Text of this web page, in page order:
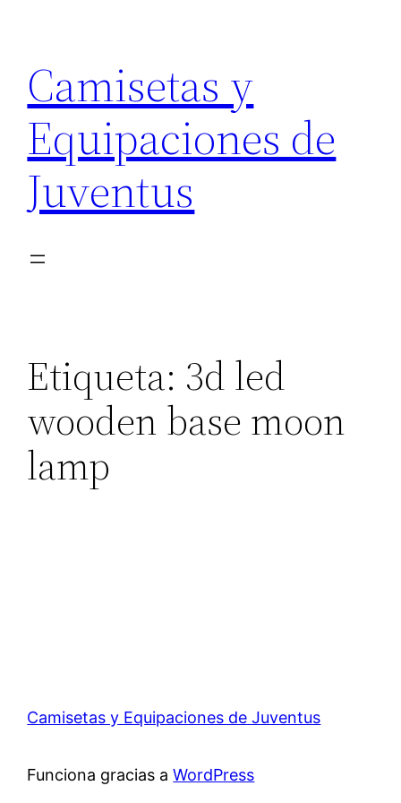
contenido
Camisetas y
Equipaciones de
Juventus
Etiqueta: 3d led
wooden base moon
lamp
Camisetas y Equipaciones de Juventus
Funciona gracias aWordPress